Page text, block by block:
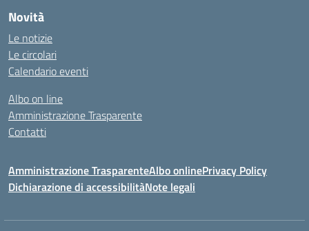
Novità
Le notizie
Le circolari
Calendario eventi
Albo on line
Amministrazione Trasparente
Contatti
Amministrazione TrasparenteAlbo onlinePrivacy Policy
Dichiarazione di accessibilitàNote legali